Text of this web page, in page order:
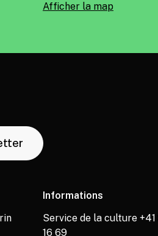
Afficher la map
Informations
Service de la culture +41
16 69